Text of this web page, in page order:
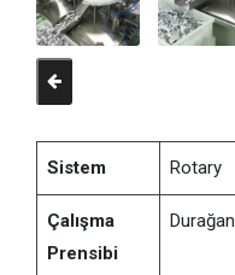
Sistem Rotary
Çalışma
Prensibi
Durağan